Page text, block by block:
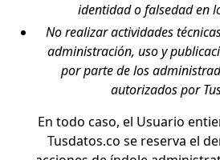
identidad o falsedad en
No realizar actividades
administración, uso y
por parte de los
autorizados por
En todo caso, el Usuario
Tusdatos.co se reserva el